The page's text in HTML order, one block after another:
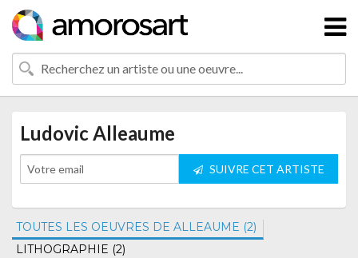
Ludovic Alleaume
SUIVRE CET ARTISTE
TOUTES LES OEUVRES DE ALLEAUME (2)
LITHOGRAPHIE (2)